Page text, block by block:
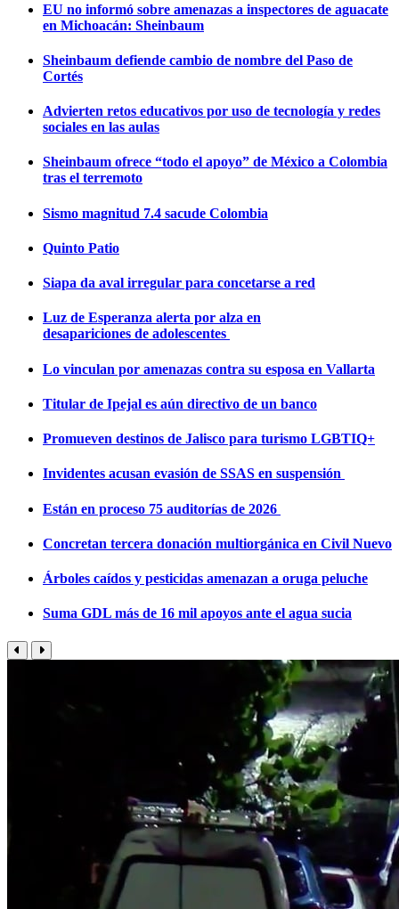
EU no informó sobre amenazas a inspectores de aguacate
en Michoacán: Sheinbaum
Sheinbaum defiende cambio de nombre del Paso de
Cortés
Advierten retos educativos por uso de tecnología y redes
sociales en las aulas
Sheinbaum ofrece “todo el apoyo” de México a Colombia
tras el terremoto
Sismo magnitud 7.4 sacude Colombia
Quinto Patio
Siapa da aval irregular para concetarse a red
Luz de Esperanza alerta por alza en
desapariciones de adolescentes
Lo vinculan por amenazas contra su esposa en Vallarta
Titular de Ipejal es aún directivo de un banco
Promueven destinos de Jalisco para turismo LGBTIQ+
Invidentes acusan evasión de SSAS en suspensión
Están en proceso 75 auditorías de 2026
Concretan tercera donación multiorgánica en Civil Nuevo
Árboles caídos y pesticidas amenazan a oruga peluche
Suma GDL más de 16 mil apoyos ante el agua sucia